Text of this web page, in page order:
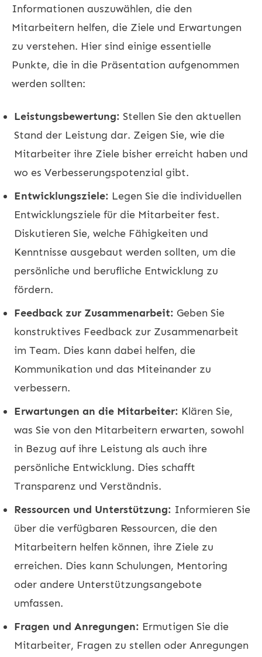
Informationen auszuwählen, die den
Mitarbeitern helfen, die Ziele und Erwartungen
zu verstehen. Hier sind einige essentielle
Punkte, die in die Präsentation aufgenommen
werden sollten:
Leistungsbewertung: Stellen Sie den aktuellen
Stand der Leistung dar. Zeigen Sie, wie die
Mitarbeiter ihre Ziele bisher erreicht haben und
wo es Verbesserungspotenzial gibt.
Entwicklungsziele: Legen Sie die individuellen
Entwicklungsziele für die Mitarbeiter fest.
Diskutieren Sie, welche Fähigkeiten und
Kenntnisse ausgebaut werden sollten, um die
persönliche und berufliche Entwicklung zu
fördern.
Feedback zur Zusammenarbeit: Geben Sie
konstruktives Feedback zur Zusammenarbeit
im Team. Dies kann dabei helfen, die
Kommunikation und das Miteinander zu
verbessern.
Erwartungen an die Mitarbeiter: Klären Sie,
was Sie von den Mitarbeitern erwarten, sowohl
in Bezug auf ihre Leistung als auch ihre
persönliche Entwicklung. Dies schafft
Transparenz und Verständnis.
Ressourcen und Unterstützung: Informieren Sie
über die verfügbaren Ressourcen, die den
Mitarbeitern helfen können, ihre Ziele zu
erreichen. Dies kann Schulungen, Mentoring
oder andere Unterstützungsangebote
umfassen.
Fragen und Anregungen: Ermutigen Sie die
Mitarbeiter, Fragen zu stellen oder Anregungen